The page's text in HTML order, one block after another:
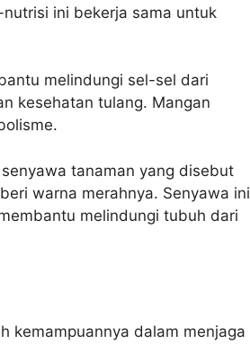
ini bekerja sama untuk
melindungi sel-sel dari
kesehatan tulang. Mangan
tanaman yang disebut
warna merahnya. Senyawa ini
melindungi tubuh dari
kemampuannya dalam menjaga